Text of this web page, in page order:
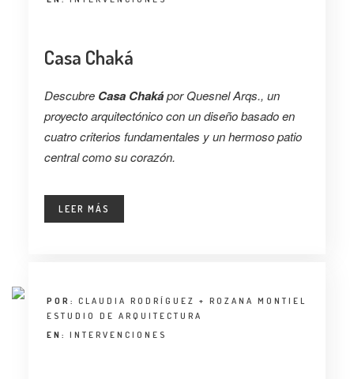
Casa Chaká
Descubre Casa Chakápor Quesnel Arqs., un
proyecto arquitectónico con un diseño basado en
cuatro criterios fundamentales y un hermoso patio
central como su corazón.
LEER MÁS
POR: CLAUDIA RODRÍGUEZ + ROZANA MONTIEL
ESTUDIO DE ARQUITECTURA
EN: INTERVENCIONES